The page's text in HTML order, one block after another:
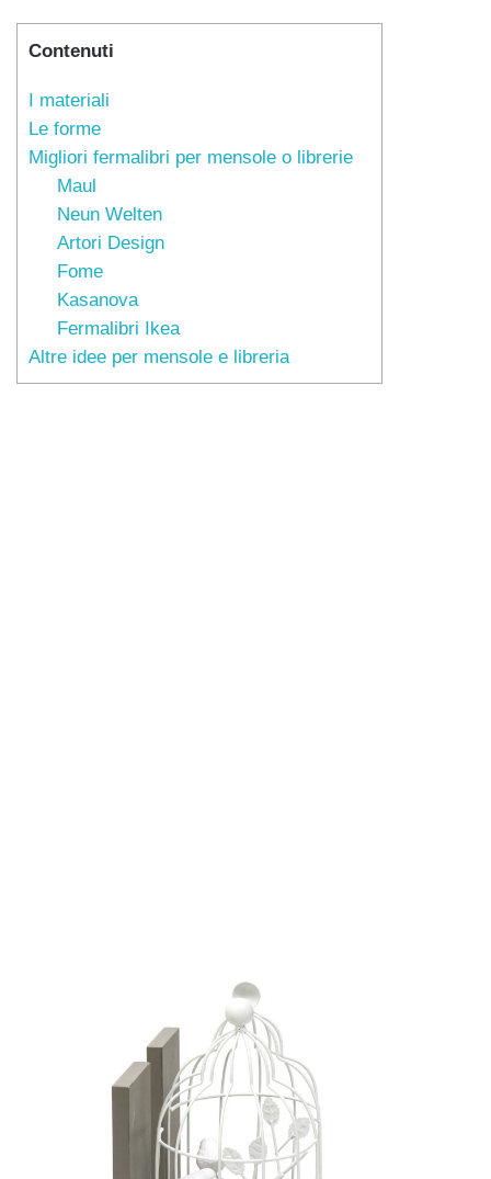
Contenuti
I materiali
Le forme
Migliori fermalibri per mensole o librerie
Maul
Neun Welten
Artori Design
Fome
Kasanova
Fermalibri Ikea
Altre idee per mensole e libreria